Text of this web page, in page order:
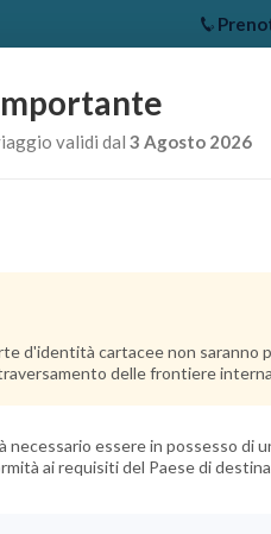
Offerte Crociere
validi dal 3 Agosto 2026
d'identità cartacee non saranno
delle frontiere
necessario essere in possesso di
ai requisiti del Paese di